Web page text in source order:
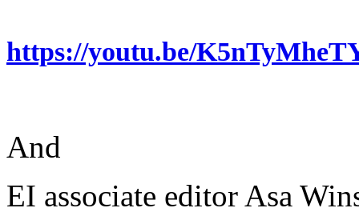
https://youtu.be/
And
EI associate editor Asa